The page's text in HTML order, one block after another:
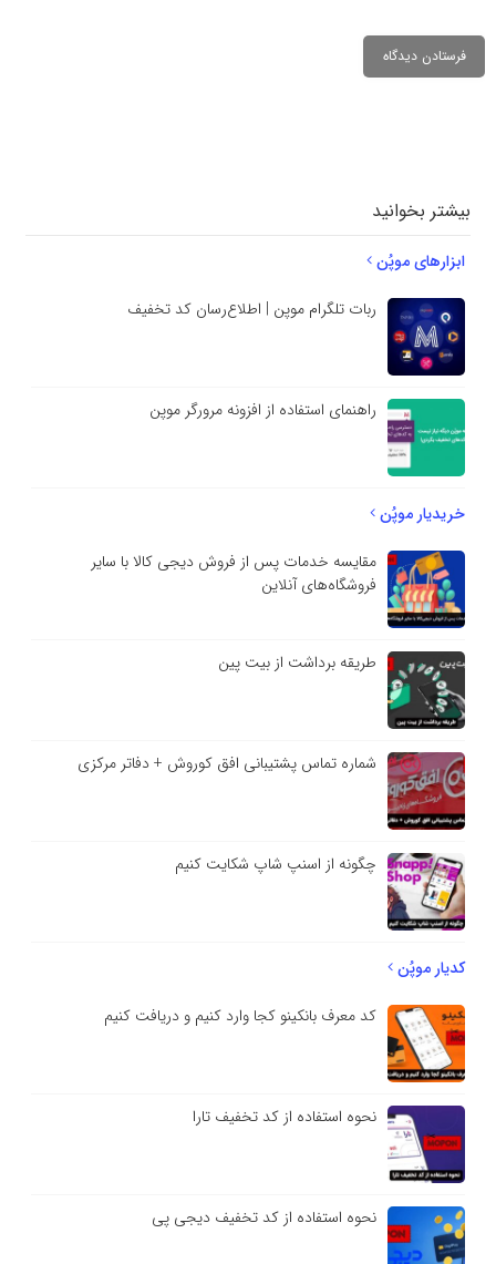
بیشتر بخوانید
ابزارهای موپُن
ربات تلگرام موپن | اطلاع‌رسان کد تخفیف
راهنمای استفاده از افزونه مرورگر موپن
خریدیار موپُن
مقایسه خدمات پس از فروش دیجی کالا با سایر
فروشگاه‌های آنلاین
طریقه برداشت از بیت پین
شماره تماس پشتیبانی افق کوروش + دفاتر مرکزی
چگونه از اسنپ شاپ شکایت کنیم
کدیار موپُن
کد معرف بانکینو کجا وارد کنیم و دریافت کنیم
نحوه استفاده از کد تخفیف تارا
نحوه استفاده از کد تخفیف دیجی پی